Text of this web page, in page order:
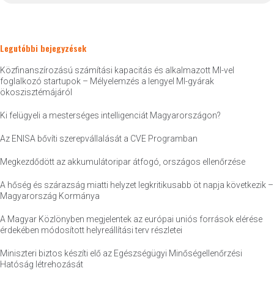
Legutóbbi bejegyzések
Közfinanszírozású számítási kapacitás és alkalmazott MI-vel
foglalkozó startupok – Mélyelemzés a lengyel MI-gyárak
ökoszisztémájáról
Ki felügyeli a mesterséges intelligenciát Magyarországon?
Az ENISA bővíti szerepvállalását a CVE Programban
Megkezdődött az akkumulátoripar átfogó, országos ellenőrzése
A hőség és szárazság miatti helyzet legkritikusabb öt napja következik –
Magyarország Kormánya
A Magyar Közlönyben megjelentek az európai uniós források elérése
érdekében módosított helyreállítási terv részletei
Miniszteri biztos készíti elő az Egészségügyi Minőségellenőrzési
Hatóság létrehozását